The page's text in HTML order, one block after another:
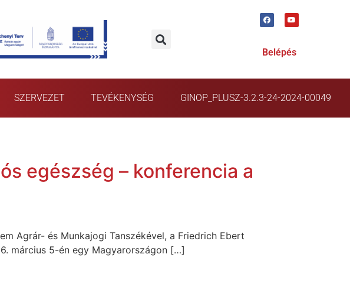
Belépés
SZERVEZET TEVÉKENYSÉG GINOP_PLUSZ-3.2.3-24-2024-00049
egészség – konferencia a
Agrár- és Munkajogi Tanszékével, a Friedrich Ebert
március 5-én egy Magyarországon […]